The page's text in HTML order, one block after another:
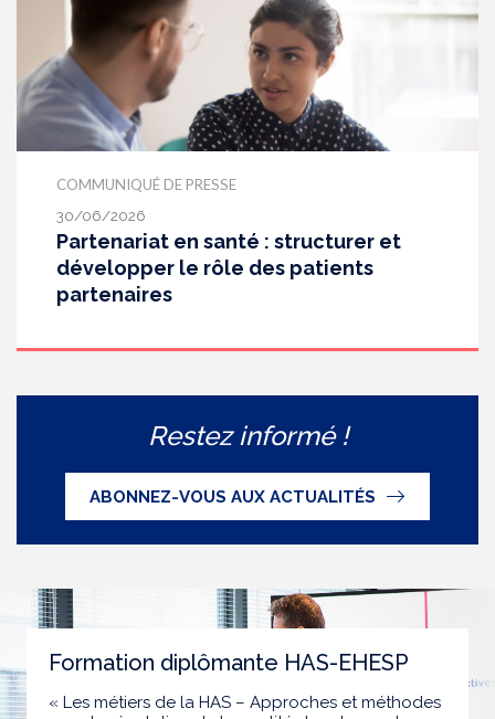
aujourd’hui ses travaux, destinés aux
professionnels de santé [1] impliqués dans le suivi
de ces patients.
COMMUNIQUÉ DE PRESSE
30/06/2026
Partenariat en santé : structurer et
développer le rôle des patients
partenaires
Restez informé !
ABONNEZ-VOUS AUX ACTUALITÉS
Formation diplômante HAS-EHESP
« Les métiers de la HAS – Approches et méthodes